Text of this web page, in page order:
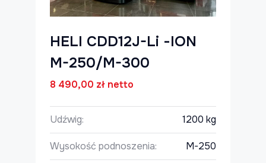
HELI CDD12J-Li -ION
M-250/M-300
8 490,00 zł netto
Udźwig: 1200 kg
Wysokość podnoszenia: M-250